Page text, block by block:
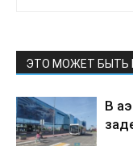
ЭТО МОЖЕТ БЫТЬ
В